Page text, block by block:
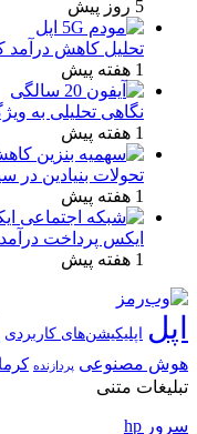
5 روز پیش
تحلیل کاهش درآمد
1 هفته پیش
نگاهی تحلیلی به
1 هفته پیش
تحولات بنیادین
1 هفته پیش
ایکس پرداخت درآمد
1 هفته پیش
اپل اپلیکیشن‌های کاربردی
هوش مصنوعی پردازنده
تبلیغات متنی
سرور hp